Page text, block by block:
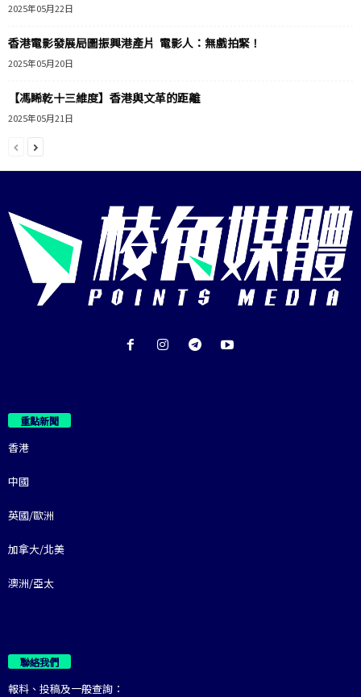
2025年05月22日
香港電影發展局圖振興港產片 電影人：無戲拍緊！
2025年05月20日
【馮睎乾十三維度】香港與文革的距離
2025年05月21日
重點新聞
香港
中國
英國/歐洲
加拿大/北美
澳洲/亞太
聯絡我們
報料、投稿及一般查詢：